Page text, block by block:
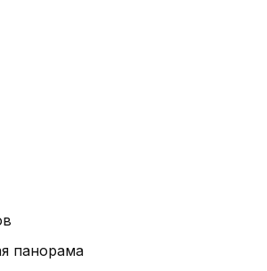
панорама